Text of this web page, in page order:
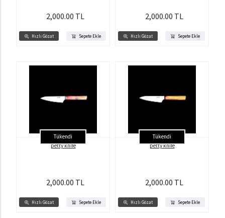
Hızlı Gözat Sepete Ekle
2,000.00 TL
Hızlı Gözat Sepete Ekle
2,000.00 TL
Tükendi
Hızlı Gözat Sepete Ekle
petty knife
2,000.00 TL
Tükendi
Hızlı Gözat Sepete Ekle
petty knife
2,000.00 TL